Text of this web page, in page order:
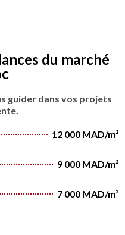
du marché
guider dans vos projets
12 000 MAD/m²
9 000 MAD/m²
7 000 MAD/m²